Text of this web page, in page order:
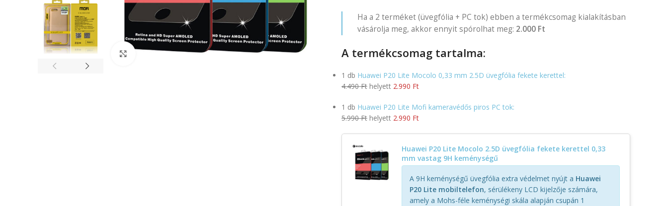
Nagyítás
Ha a 2 terméket (üvegfólia + PC tok) ebben a termékcsomag kialakításban
vásárolja meg, akkor ennyit spórolhat meg: 2.000 Ft
A termékcsomag tartalma:
1 db Huawei P20 Lite Mocolo 0,33 mm 2.5D üvegfólia fekete kerettel:
4.490 Fthelyett 2.990 Ft
1 db Huawei P20 Lite Mofi kameravédős piros PC tok:
5.990 Fthelyett 2.990 Ft
Huawei P20 Lite Mocolo 2.5D üvegfólia fekete kerettel 0,33
mm vastag 9H keménységű
A 9H keménységű üvegfólia extra védelmet nyújt a Huawei
P20 Lite mobiltelefon, sérülékeny LCD kijelzője számára,
amely a Mohs-féle keménységi skála alapján csupán 1